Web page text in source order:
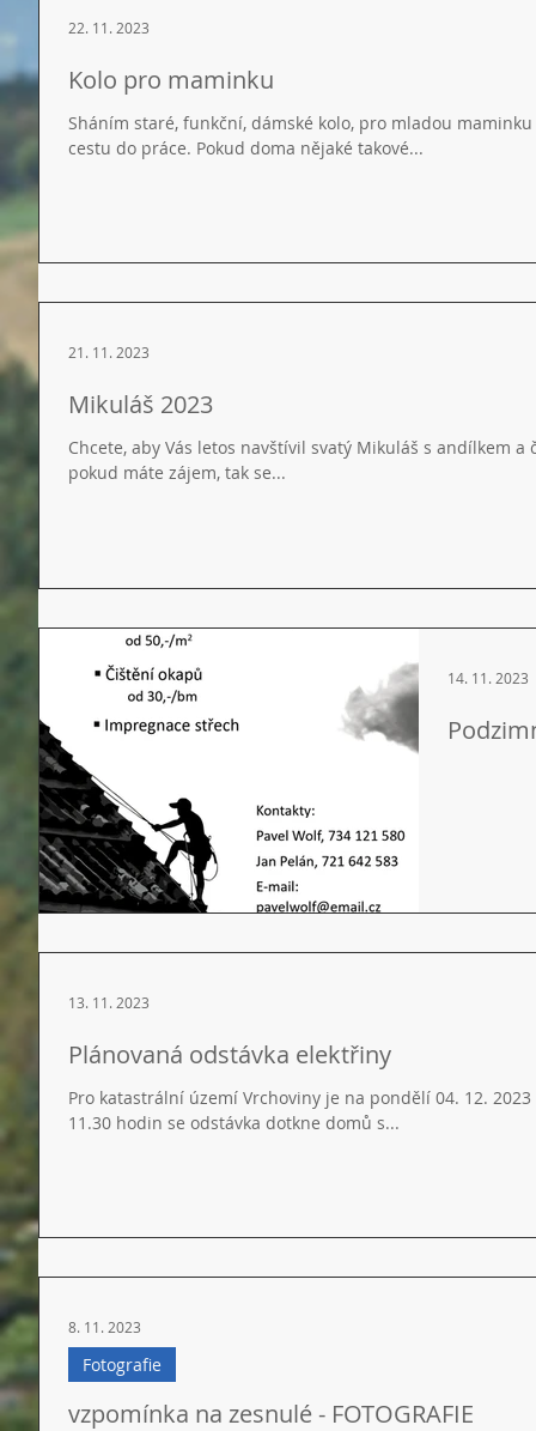
Kolo pro maminku
Sháním staré, funkční, dámské kolo, pro mladou
cestu do práce. Pokud doma nějaké takové...
22. 11. 2023
Mikuláš 2023
Chcete, aby Vás letos navštívil svatý Mikuláš s andílkem a čerty? Letošní rok chodíme 1.
pokud máte zájem, tak se...
21. 11. 2023
14. 11. 2023
Plánovaná odstávka elektřiny
Pro katastrální území Vrchoviny je na pondělí 04. 12.
11.30 hodin se odstávka dotkne domů s...
13. 11. 2023
vzpomínka na zesnulé - FOTOGRAFIE
Fotografie
8. 11. 2023